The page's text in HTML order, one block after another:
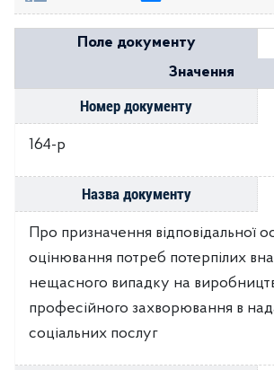
Поле документу
Значення
Номер документу
164-р
Назва документу
Про призначення відповідальної
оцінювання потреб потерпілих
нещасного випадку на
професійного захворювання в
соціальних послуг